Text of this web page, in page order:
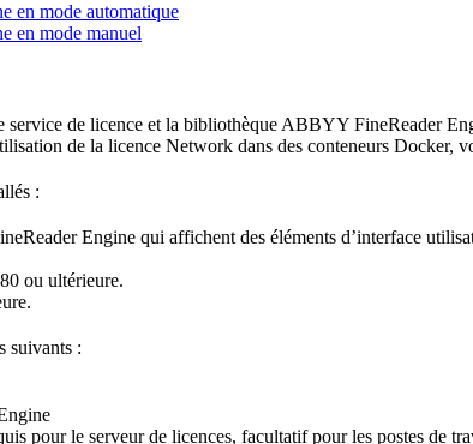
en mode automatique
en mode manuel
service de licence et la bibliothèque ABBYY FineReader
de la licence Network dans des conteneurs Docker,
:
Engine qui affichent des éléments d’interface
ou ultérieure.
suivants :
pour le serveur de licences, facultatif pour les postes de